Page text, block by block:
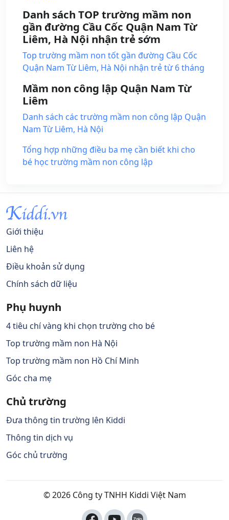
Danh sách TOP trường mầm non
gần đường Cầu Cốc Quận Nam Từ
Liêm, Hà Nội nhận trẻ sớm
Top trường mầm non tốt gần đường Cầu Cốc
Quận Nam Từ Liêm, Hà Nội nhận trẻ từ 6 tháng
Mầm non công lập Quận Nam Từ
Liêm
Danh sách các trường mầm non công lập Quận
Nam Từ Liêm, Hà Nội
Tổng hợp những điều ba mẹ cần biết khi cho
bé học trường mầm non công lập
Giới thiệu
Liên hệ
Điều khoản sử dụng
Chính sách dữ liệu
Phụ huynh
4 tiêu chí vàng khi chọn trường cho bé
Top trường mầm non Hà Nội
Top trường mầm non Hồ Chí Minh
Góc cha mẹ
Chủ trường
Đưa thông tin trường lên Kiddi
Thông tin dịch vụ
Góc chủ trường
© 2026 Công ty TNHH Kiddi Việt Nam